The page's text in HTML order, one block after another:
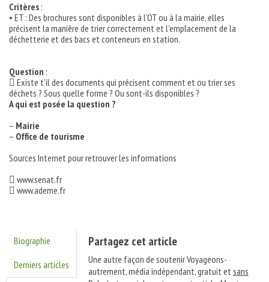
Critères :
• ET : Des brochures sont disponibles à l’OT ou à la mairie, elles
précisent la manière de trier correctement et l’emplacement de la
déchetterie et des bacs et conteneurs en station.
Question :
 Existe t’il des documents qui précisent comment et ou trier ses
déchets ? Sous quelle forme ? Ou sont-ils disponibles ?
A qui est posée la question ?
– Mairie
– Office de tourisme
Sources Internet pour retrouver les informations
 www.senat.fr
 www.ademe.fr
Biographie
Derniers articles
Partagez cet article
Une autre façon de soutenir Voyageons-
autrement, média indépendant, gratuit etsans